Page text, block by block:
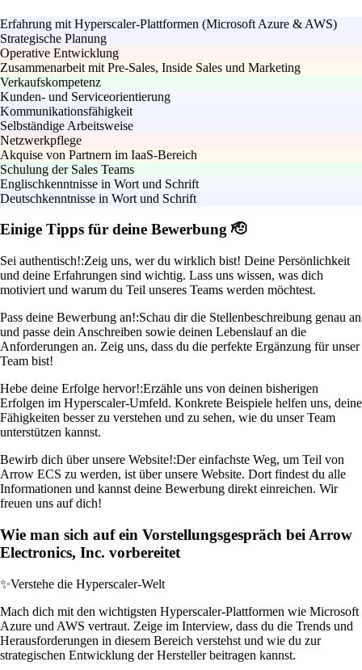
Erfahrung mit Hyperscaler-Plattformen (Microsoft Azure & AWS)
Strategische Planung
Operative Entwicklung
Zusammenarbeit mit Pre-Sales, Inside Sales und Marketing
Verkaufskompetenz
Kunden- und Serviceorientierung
Kommunikationsfähigkeit
Selbständige Arbeitsweise
Netzwerkpflege
Akquise von Partnern im IaaS-Bereich
Schulung der Sales Teams
Englischkenntnisse in Wort und Schrift
Deutschkenntnisse in Wort und Schrift
Einige Tipps für deine Bewerbung 🫡
Sei authentisch!:Zeig uns, wer du wirklich bist! Deine Persönlichkeit
und deine Erfahrungen sind wichtig. Lass uns wissen, was dich
motiviert und warum du Teil unseres Teams werden möchtest.
Pass deine Bewerbung an!:Schau dir die Stellenbeschreibung genau an
und passe dein Anschreiben sowie deinen Lebenslauf an die
Anforderungen an. Zeig uns, dass du die perfekte Ergänzung für unser
Team bist!
Hebe deine Erfolge hervor!:Erzähle uns von deinen bisherigen
Erfolgen im Hyperscaler-Umfeld. Konkrete Beispiele helfen uns, deine
Fähigkeiten besser zu verstehen und zu sehen, wie du unser Team
unterstützen kannst.
Bewirb dich über unsere Website!:Der einfachste Weg, um Teil von
Arrow ECS zu werden, ist über unsere Website. Dort findest du alle
Informationen und kannst deine Bewerbung direkt einreichen. Wir
freuen uns auf dich!
Wie man sich auf ein Vorstellungsgespräch bei Arrow
Electronics, Inc. vorbereitet
✨Verstehe die Hyperscaler-Welt
Mach dich mit den wichtigsten Hyperscaler-Plattformen wie Microsoft
Azure und AWS vertraut. Zeige im Interview, dass du die Trends und
Herausforderungen in diesem Bereich verstehst und wie du zur
strategischen Entwicklung der Hersteller beitragen kannst.